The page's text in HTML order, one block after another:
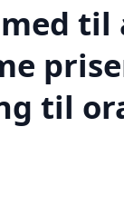
til
til